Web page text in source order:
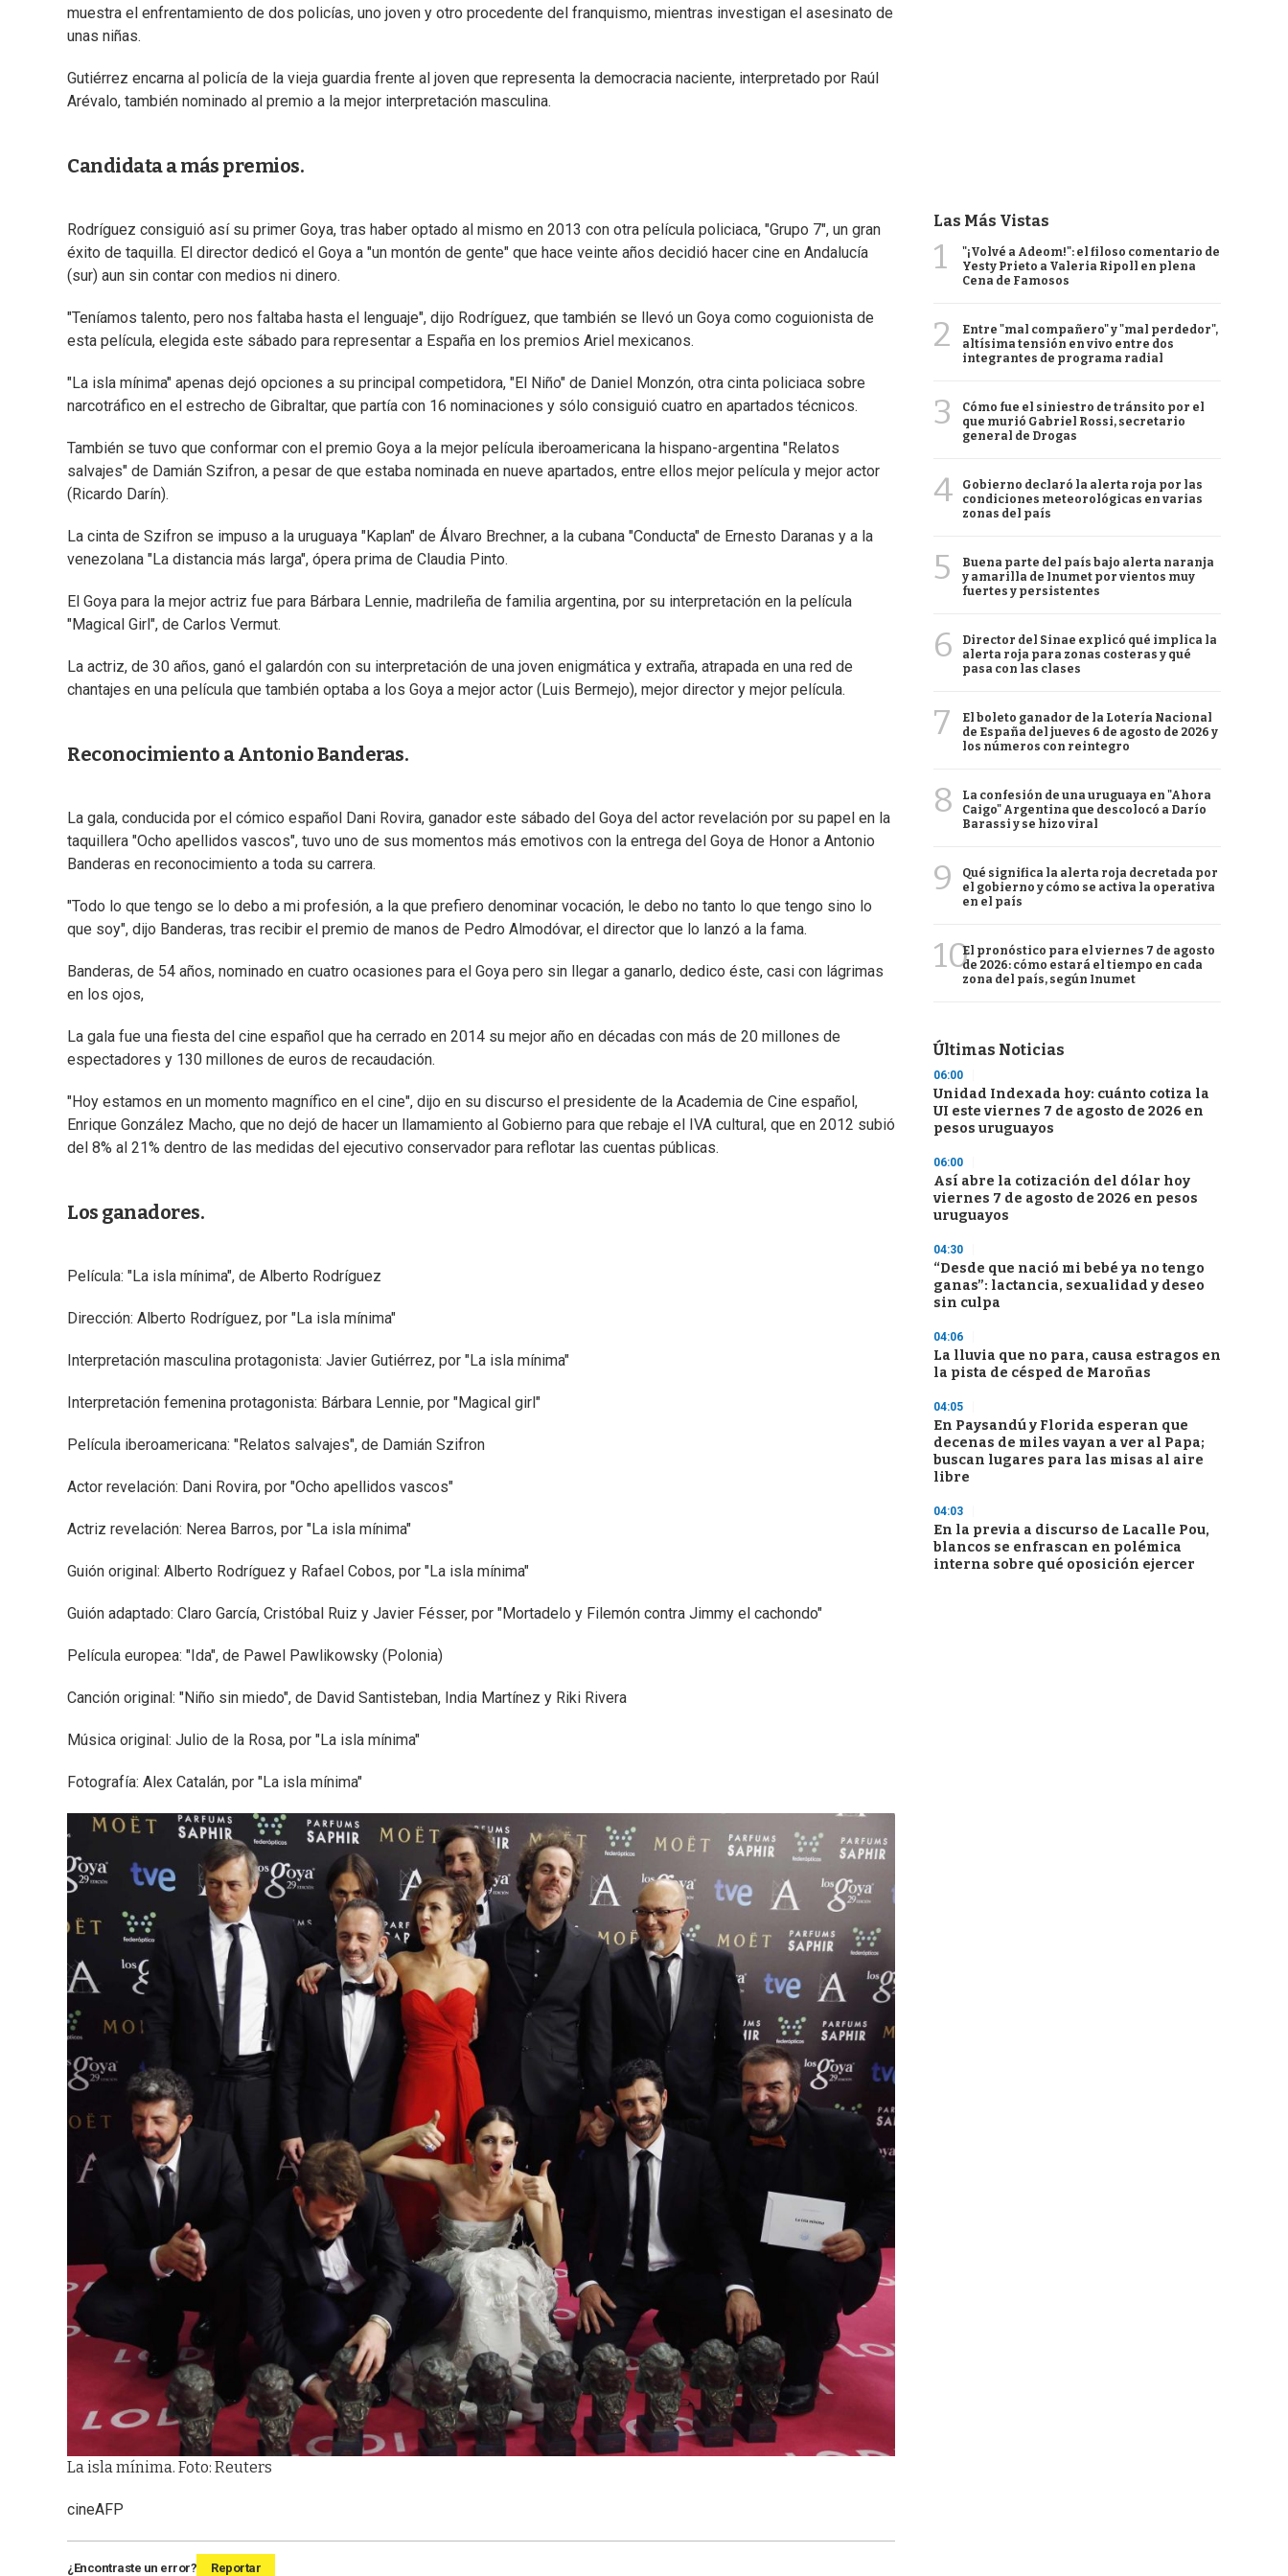
muestra el enfrentamiento de dos policías, uno joven y otro procedente del franquismo, mientras investigan el asesinato de
unas niñas.
Gutiérrez encarna al policía de la vieja guardia frente al joven que representa la democracia naciente, interpretado por Raúl
Arévalo, también nominado al premio a la mejor interpretación masculina.
Candidata a más premios.
Rodríguez consiguió así su primer Goya, tras haber optado al mismo en 2013 con otra película policiaca, "Grupo 7", un gran
éxito de taquilla. El director dedicó el Goya a "un montón de gente" que hace veinte años decidió hacer cine en Andalucía
(sur) aun sin contar con medios ni dinero.
"Teníamos talento, pero nos faltaba hasta el lenguaje", dijo Rodríguez, que también se llevó un Goya como coguionista de
esta película, elegida este sábado para representar a España en los premios Ariel mexicanos.
"La isla mínima" apenas dejó opciones a su principal competidora, "El Niño" de Daniel Monzón, otra cinta policiaca sobre
narcotráfico en el estrecho de Gibraltar, que partía con 16 nominaciones y sólo consiguió cuatro en apartados técnicos.
También se tuvo que conformar con el premio Goya a la mejor película iberoamericana la hispano-argentina "Relatos
salvajes" de Damián Szifron, a pesar de que estaba nominada en nueve apartados, entre ellos mejor película y mejor actor
(Ricardo Darín).
La cinta de Szifron se impuso a la uruguaya "Kaplan" de Álvaro Brechner, a la cubana "Conducta" de Ernesto Daranas y a la
venezolana "La distancia más larga", ópera prima de Claudia Pinto.
El Goya para la mejor actriz fue para Bárbara Lennie, madrileña de familia argentina, por su interpretación en la película
"Magical Girl", de Carlos Vermut.
La actriz, de 30 años, ganó el galardón con su interpretación de una joven enigmática y extraña, atrapada en una red de
chantajes en una película que también optaba a los Goya a mejor actor (Luis Bermejo), mejor director y mejor película.
Reconocimiento a Antonio Banderas.
La gala, conducida por el cómico español Dani Rovira, ganador este sábado del Goya del actor revelación por su papel en la
taquillera "Ocho apellidos vascos", tuvo uno de sus momentos más emotivos con la entrega del Goya de Honor a Antonio
Banderas en reconocimiento a toda su carrera.
"Todo lo que tengo se lo debo a mi profesión, a la que prefiero denominar vocación, le debo no tanto lo que tengo sino lo
que soy", dijo Banderas, tras recibir el premio de manos de Pedro Almodóvar, el director que lo lanzó a la fama.
Banderas, de 54 años, nominado en cuatro ocasiones para el Goya pero sin llegar a ganarlo, dedico éste, casi con lágrimas
en los ojos,
La gala fue una fiesta del cine español que ha cerrado en 2014 su mejor año en décadas con más de 20 millones de
espectadores y 130 millones de euros de recaudación.
"Hoy estamos en un momento magnífico en el cine", dijo en su discurso el presidente de la Academia de Cine español,
Enrique González Macho, que no dejó de hacer un llamamiento al Gobierno para que rebaje el IVA cultural, que en 2012 subió
del 8% al 21% dentro de las medidas del ejecutivo conservador para reflotar las cuentas públicas.
Los ganadores.
Película: "La isla mínima", de Alberto Rodríguez
Dirección: Alberto Rodríguez, por "La isla mínima"
Interpretación masculina protagonista: Javier Gutiérrez, por "La isla mínima"
Interpretación femenina protagonista: Bárbara Lennie, por "Magical girl"
Película iberoamericana: "Relatos salvajes", de Damián Szifron
Actor revelación: Dani Rovira, por "Ocho apellidos vascos"
Actriz revelación: Nerea Barros, por "La isla mínima"
Guión original: Alberto Rodríguez y Rafael Cobos, por "La isla mínima"
Guión adaptado: Claro García, Cristóbal Ruiz y Javier Fésser, por "Mortadelo y Filemón contra Jimmy el cachondo"
Película europea: "Ida", de Pawel Pawlikowsky (Polonia)
Canción original: "Niño sin miedo", de David Santisteban, India Martínez y Riki Rivera
Música original: Julio de la Rosa, por "La isla mínima"
Fotografía: Alex Catalán, por "La isla mínima"
La isla mínima. Foto: Reuters
cineAFP
¿Encontraste un error? Reportar
Las Más Vistas
1
"¡Volvé a Adeom!": el filoso comentario de
Yesty Prieto a Valeria Ripoll en plena
Cena de Famosos
2
Entre "mal compañero" y "mal perdedor",
altísima tensión en vivo entre dos
integrantes de programa radial
3
Cómo fue el siniestro de tránsito por el
que murió Gabriel Rossi, secretario
general de Drogas
4
Gobierno declaró la alerta roja por las
condiciones meteorológicas en varias
zonas del país
5
Buena parte del país bajo alerta naranja
y amarilla de Inumet por vientos muy
fuertes y persistentes
6
Director del Sinae explicó qué implica la
alerta roja para zonas costeras y qué
pasa con las clases
7
El boleto ganador de la Lotería Nacional
de España del jueves 6 de agosto de 2026 y
los números con reintegro
8
La confesión de una uruguaya en "Ahora
Caigo" Argentina que descolocó a Darío
Barassi y se hizo viral
9
Qué significa la alerta roja decretada por
el gobierno y cómo se activa la operativa
en el país
10El pronóstico para el viernes 7 de agosto
de 2026: cómo estará el tiempo en cada
zona del país, según Inumet
Últimas Noticias
06:00
Unidad Indexada hoy: cuánto cotiza la
UI este viernes 7 de agosto de 2026 en
pesos uruguayos
06:00
Así abre la cotización del dólar hoy
viernes 7 de agosto de 2026 en pesos
uruguayos
04:30
“Desde que nació mi bebé ya no tengo
ganas”: lactancia, sexualidad y deseo
sin culpa
04:06
La lluvia que no para, causa estragos en
la pista de césped de Maroñas
04:05
En Paysandú y Florida esperan que
decenas de miles vayan a ver al Papa;
buscan lugares para las misas al aire
libre
04:03
En la previa a discurso de Lacalle Pou,
blancos se enfrascan en polémica
interna sobre qué oposición ejercer